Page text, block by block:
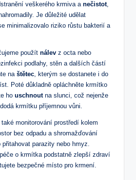
veškerého krmiva a nečistot,
Je důležité udělat
minimalizovalo riziko růstu bakterií a
použít nálev z octa nebo
podlahy, stěn a dalších částí
na štětec, kterým se dostanete i do
Poté důkladně opláchněte krmítko
ho uschnoutna slunci, což nejenže
krmítku příjemnou vůni.
monitorování prostředí kolem
bez odpadu a shromažďování
parazity nebo hmyz.
o krmítka podstatně zlepší zdraví
bezpečné místo pro krmení.